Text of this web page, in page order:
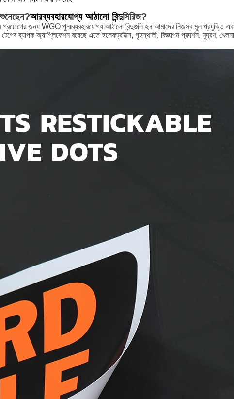
আরব্যবহারযোগ্য আঠালো বিন্দুসিরিজ?
প্রয়োগের জন্য WGO পুনঃব্যবহারযোগ্য আঠালো বিন্দুগুলি হল আমাদের নিজস্ব মূল প্রযুক্তি
ব্যাপক অ্যাপ্লিকেশন রয়েছে এতে ইলেকট্রনিক্স, গৃহস্থালী, বিজ্ঞাপন প্রদর্শন, মুদ্রণ,